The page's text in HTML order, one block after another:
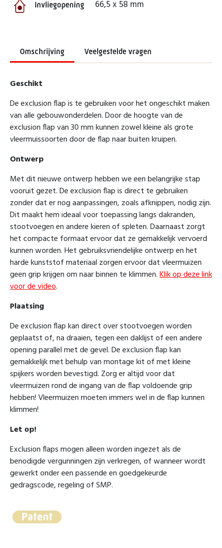
Invliegopening 66,5 x 58 mm
Omschrijving Veelgestelde vragen
Geschikt
De exclusion flap is te gebruiken voor het ongeschikt maken
van alle gebouwonderdelen. Door de hoogte van de
exclusion flap van 30 mm kunnen zowel kleine als grote
vleermuissoorten door de flap naar buiten kruipen.
Ontwerp
Met dit nieuwe ontwerp hebben we een belangrijke stap
vooruit gezet. De exclusion flap is direct te gebruiken
zonder dat er nog aanpassingen, zoals afknippen, nodig zijn.
Dit maakt hem ideaal voor toepassing langs dakranden,
stootvoegen en andere kieren of spleten. Daarnaast zorgt
het compacte formaat ervoor dat ze gemakkelijk vervoerd
kunnen worden. Het gebruiksvriendelijke ontwerp en het
harde kunststof materiaal zorgen ervoor dat vleermuizen
geen grip krijgen om naar binnen te klimmen.Klik op deze link
voor de video.
Plaatsing
De exclusion flap kan direct over stootvoegen worden
geplaatst of, na draaien, tegen een daklijst of een andere
opening parallel met de gevel. De exclusion flap kan
gemakkelijk met behulp van montage kit of met kleine
spijkers worden bevestigd. Zorg er altijd voor dat
vleermuizen rond de ingang van de flap voldoende grip
hebben! Vleermuizen moeten immers wel in de flap kunnen
klimmen!
Let op!
Exclusion flaps mogen alleen worden ingezet als de
benodigde vergunningen zijn verkregen, of wanneer wordt
gewerkt onder een passende en goedgekeurde
gedragscode, regeling of SMP.